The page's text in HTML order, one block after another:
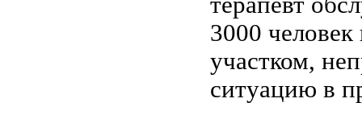
3000 человек
участком,
ситуацию в